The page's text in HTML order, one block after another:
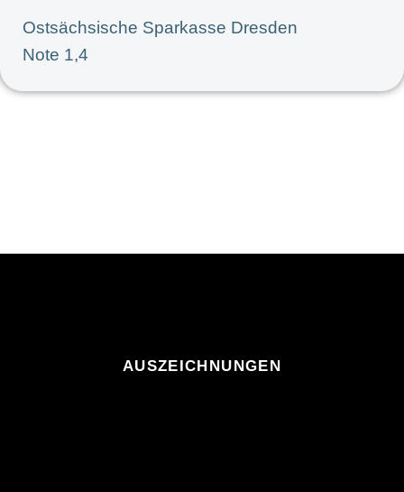
Ostsächsische Sparkasse Dresden
Note 1,4
AUSZEICHNUNGEN